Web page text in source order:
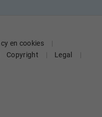
en cookies
Copyright
Legal